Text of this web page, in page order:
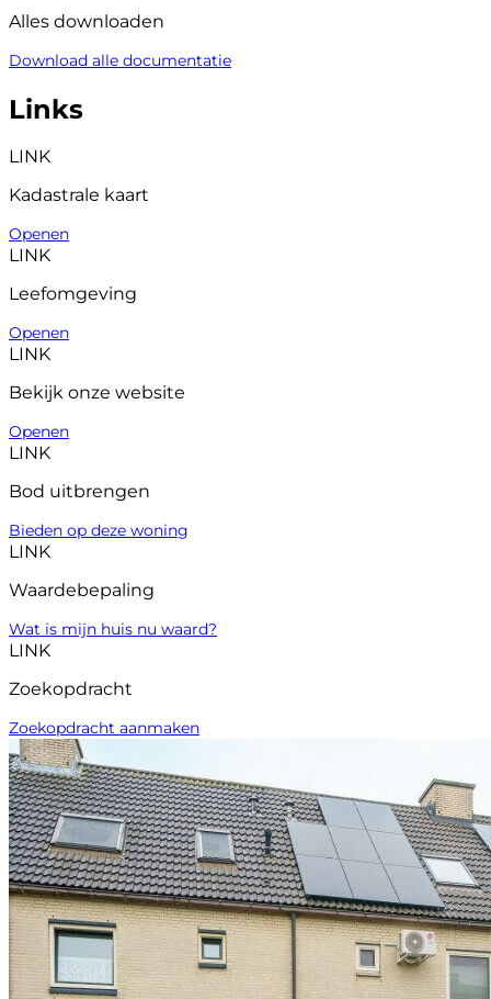
Alles downloaden
Download alle documentatie
Links
LINK
Kadastrale kaart
Openen
LINK
Leefomgeving
Openen
LINK
Bekijk onze website
Openen
LINK
Bod uitbrengen
Bieden op deze woning
LINK
Waardebepaling
Wat is mijn huis nu waard?
LINK
Zoekopdracht
Zoekopdracht aanmaken